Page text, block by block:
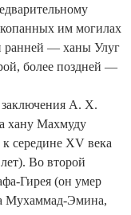
им могилах
ранней — ханы Улуг
более поздней —
заключения А. Х.
хану Махмуду
середине XV века
Во второй
Гирея (он умер
Мухаммад-Эмина,